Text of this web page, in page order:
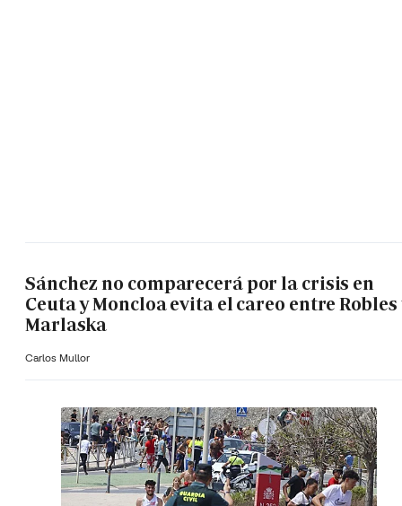
Sánchez no comparecerá por la crisis en
Ceuta y Moncloa evita el careo entre Robles
Marlaska
Carlos Mullor